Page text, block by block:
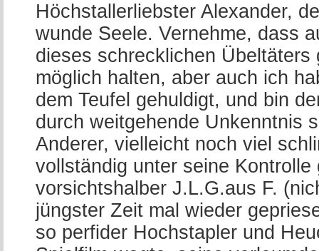
Höchstallerliebster Alexander,
wunde Seele. Vernehme, dass
dieses schrecklichen
möglich halten, aber auch ich
dem Teufel gehuldigt, und bin
durch weitgehende Unkenntnis
Anderer, vielleicht noch viel
vollständig unter seine
vorsichtshalber J.L.G.aus F.
jüngster Zeit mal wieder
so perfider Hochstapler und